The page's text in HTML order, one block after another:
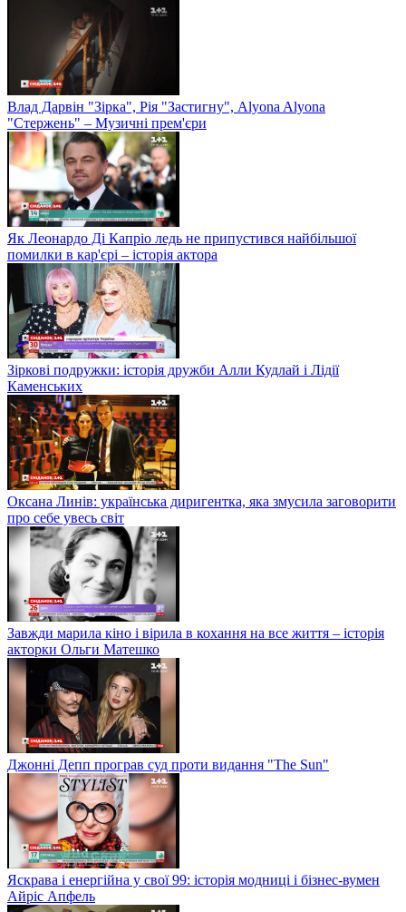
Влад Дарвін "Зірка", Рія "Застигну", Alyona Alyona
"Стержень" – Музичні прем'єри
Як Леонардо Ді Капріо ледь не припустився найбільшої
помилки в кар'єрі – історія актора
Зіркові подружки: історія дружби Алли Кудлай і Лідії
Каменських
Оксана Линів: українська диригентка, яка змусила заговорити
про себе увесь світ
Завжди марила кіно і вірила в кохання на все життя – історія
акторки Ольги Матешко
Джонні Депп програв суд проти видання "The Sun"
Яскрава і енергійна у свої 99: історія модниці і бізнес-вумен
Айріс Апфель